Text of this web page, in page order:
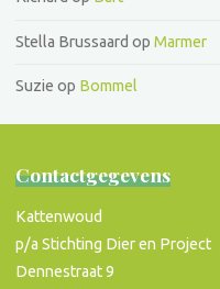
Stella Brussaard opMarmer
Suzie op Bommel
Contactgegevens
Kattenwoud
p/a Stichting Dier en Project
Dennestraat 9